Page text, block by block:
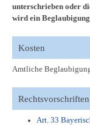
unterschrieben oder
wird ein
Kosten
Amtliche
Rechtsvorschriften
Art. 33